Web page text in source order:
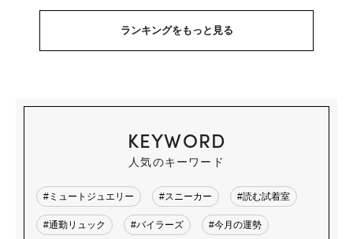
ランキングをもっと見る
KEYWORD
人気のキーワード
#ミュートジュエリー #スニーカー #読む試着室
#通勤リュック #バイラーズ #今月の運勢